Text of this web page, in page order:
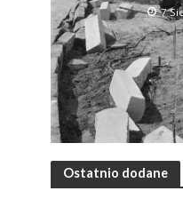
7
Ostatnio dodane